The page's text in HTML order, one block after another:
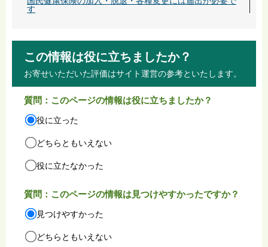
す
この情報は役に立ちましたか？
お寄せいただいた評価はサイト運営の参考といたします。
質問：このページの情報は役に立ちましたか？
役に立った
どちらともいえない
役に立たなかった
質問：このページの情報は見つけやすかったですか？
見つけやすかった
どちらともいえない